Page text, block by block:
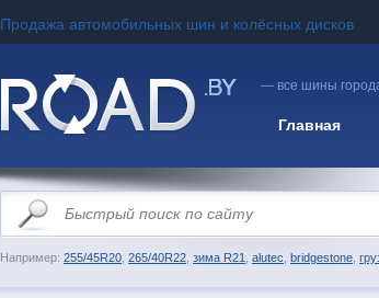
Продажа автомобильных шин и колёсных дисков
— все шины
Главная
Например: 255/45R20 265/40R22 зима R21 alutec bridgestone